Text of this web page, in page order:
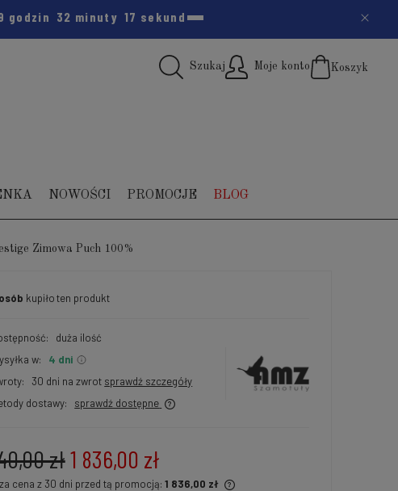
godzin 32 minuty 16 sekund
Szukaj Moje konto Koszyk
NOWOŚCI PROMOCJE BLOG
Zimowa Puch 100%
osób kupiłoten produkt
duża ilość
w:
4 dni
30 dni na zwrot sprawdź szczegóły
dostawy:
sprawdź dostępne
1 836,00 zł
zł
cena z 30 dni przed tą promocją: 1 836,00 zł